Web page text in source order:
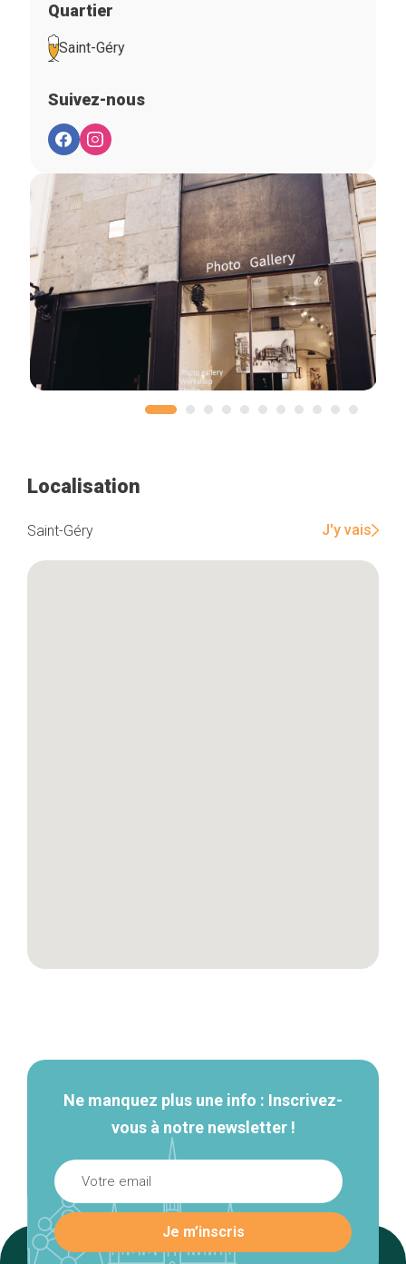
Accueil
Bonnes adresses
Quartiers
Blog
Tops 10
Artisans
A propos
Quartier
Saint-Géry
Suivez-nous
Localisation
Saint-Géry J'y vais
Ne manquez plus une info : Inscrivez-
vous à notre newsletter !